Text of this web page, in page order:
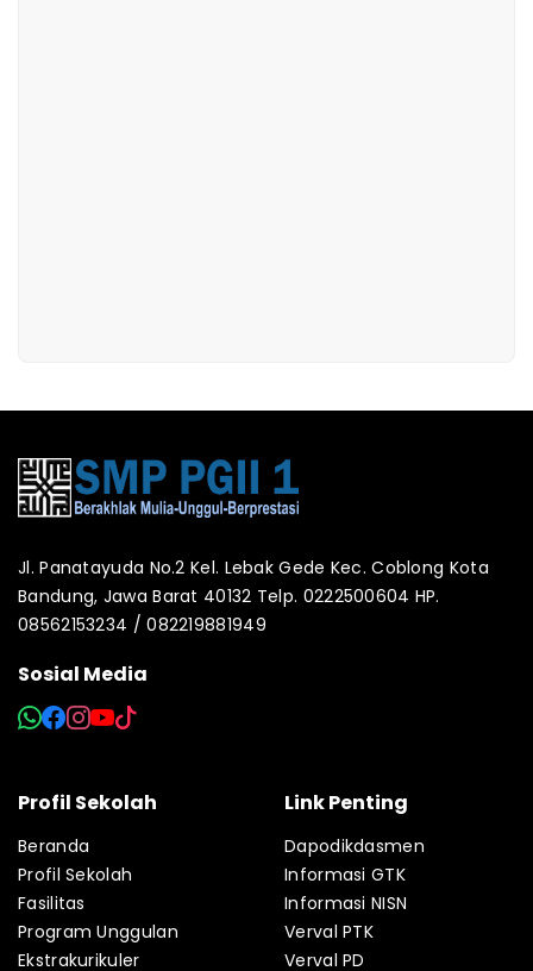
Jl. Panatayuda No.2 Kel. Lebak Gede Kec. Coblong Kota
Bandung, Jawa Barat 40132 Telp. 0222500604 HP.
08562153234 / 082219881949
Sosial Media
Profil Sekolah
Beranda
Profil Sekolah
Fasilitas
Program Unggulan
Ekstrakurikuler
Link Penting
Dapodikdasmen
Informasi GTK
Informasi NISN
Verval PTK
Verval PD